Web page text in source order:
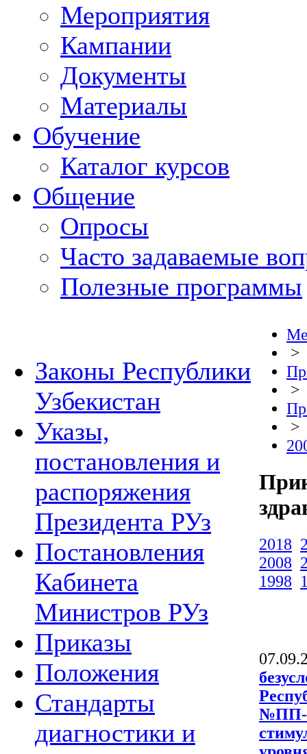
Мероприятия
Кампании
Документы
Материалы
Обучение
Каталог курсов
Общение
Опросы
Часто задаваемые
Полезные программы
Законы Республики
Узбекистан
Указы,
постановления и
распоряжения
Президента РУз
Постановления
Кабинета
Министров РУз
Приказы
Положения
Стандарты
диагностики и
>
>
>
2018
2008
1998
№ПП-